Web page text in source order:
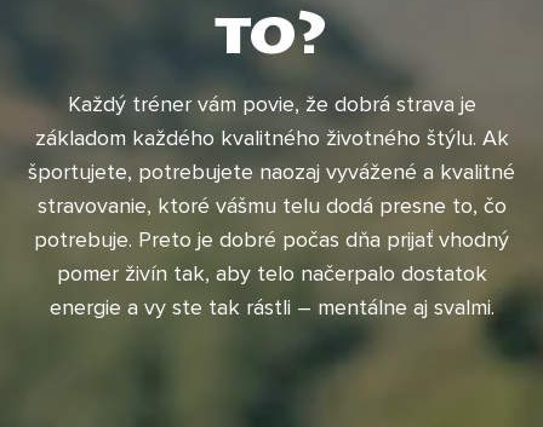
to?
Každý tréner vám povie, že dobrá strava je
základom každého kvalitného životného štýlu. Ak
športujete, potrebujete naozaj vyvážené a kvalitné
stravovanie, ktoré vášmu telu dodá presne to, čo
potrebuje. Preto je dobré počas dňa prijať vhodný
pomer živín tak, aby telo načerpalo dostatok
energie a vy ste tak rástli – mentálne aj svalmi.